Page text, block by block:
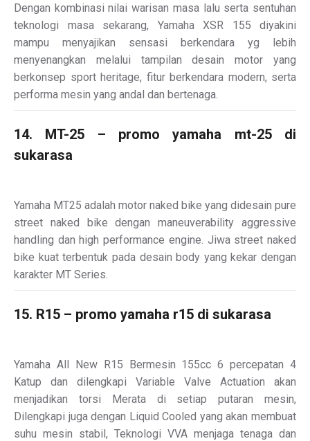
Dengan kombinasi nilai warisan masa lalu serta sentuhan
teknologi masa sekarang, Yamaha XSR 155 diyakini
mampu menyajikan sensasi berkendara yg lebih
menyenangkan melalui tampilan desain motor yang
berkonsep sport heritage, fitur berkendara modern, serta
performa mesin yang andal dan bertenaga.
14. MT-25 – promo yamaha mt-25 di
sukarasa
Yamaha MT25 adalah motor naked bike yang didesain pure
street naked bike dengan maneuverability aggressive
handling dan high performance engine. Jiwa street naked
bike kuat terbentuk pada desain body yang kekar dengan
karakter MT Series.
15. R15 – promo yamaha r15 di sukarasa
Yamaha All New R15 Bermesin 155cc 6 percepatan 4
Katup dan dilengkapi Variable Valve Actuation akan
menjadikan torsi Merata di setiap putaran mesin,
Dilengkapi juga dengan Liquid Cooled yang akan membuat
suhu mesin stabil, Teknologi VVA menjaga tenaga dan